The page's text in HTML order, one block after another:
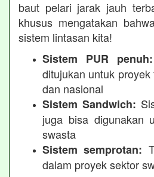
baut pelari jarak jauh
khusus mengatakan
sistem lintasan kita!
Sistem PUR penuh:
ditujukan untuk
dan nasional
Sistem Sandwich:
juga bisa digunakan
swasta
Sistem semprotan:
dalam proyek sektor